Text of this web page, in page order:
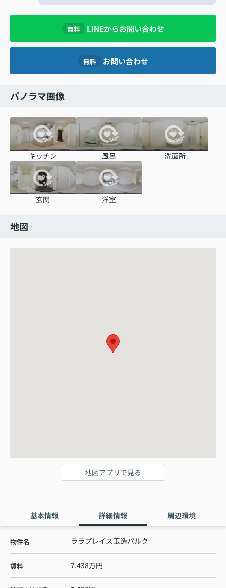
無料 LINEからお問い合わせ
無料 お問い合わせ
パノラマ画像
キッチン 風呂 洗面所
玄関 洋室
地図
地図アプリで見る
基本情報 詳細情報 周辺環境
物件名 ララプレイス玉造パルク
賃料 7.438万円